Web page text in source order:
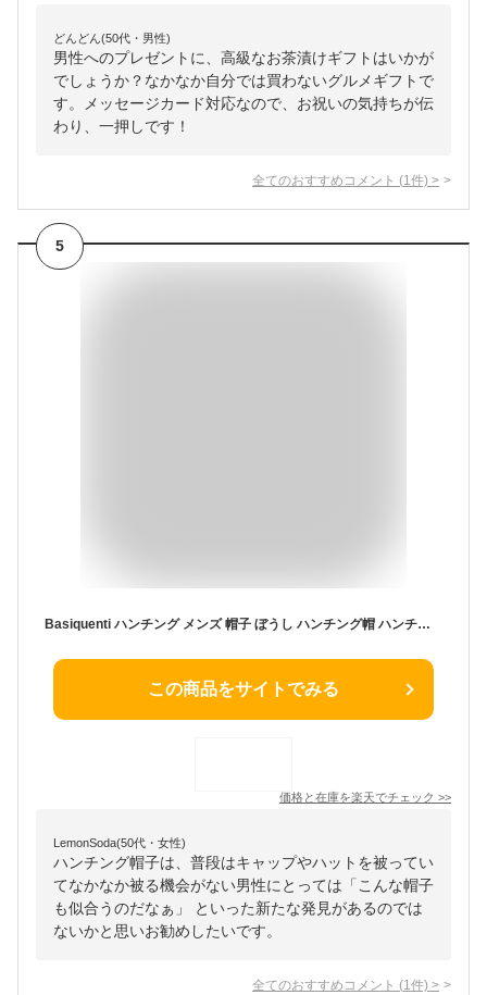
どんどん(50代・男性)
男性へのプレゼントに、高級なお茶漬けギフトはいかが
でしょうか？なかなか自分では買わないグルメギフトで
す。メッセージカード対応なので、お祝いの気持ちが伝
わり、一押しです！
全てのおすすめコメント (1 件) >
5
Basiquenti ハンチング メンズ 帽子 ぼうし ハンチング帽 ハンチングキャップ 春 夏 無地 エー.エム.エス. 帽子 ハンチング・ベレー帽 ネイビー カーキ ブラック【送料無料】
この商品をサイトでみる
価格と在庫を楽天でチェック >>
LemonSoda(50代・女性)
ハンチング帽子は、普段はキャップやハットを被ってい
てなかなか被る機会がない男性にとっては「こんな帽子
も似合うのだなぁ」 といった新たな発見があるのでは
ないかと思いお勧めしたいです。
全てのおすすめコメント (1 件) >